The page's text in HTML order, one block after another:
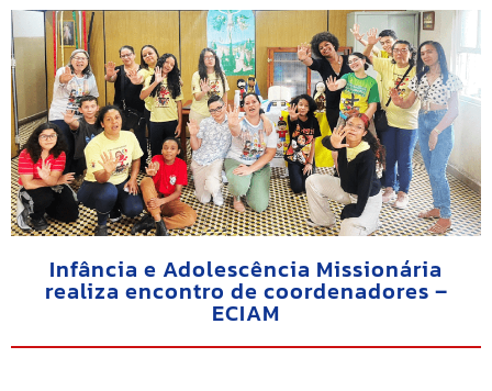
Infância e Adolescência Missionária
realiza encontro de coordenadores –
ECIAM